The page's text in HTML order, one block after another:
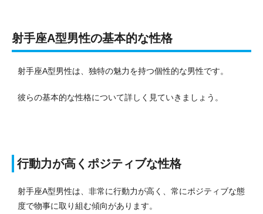
射手座A型男性の基本的な性格
射手座A型男性は、独特の魅力を持つ個性的な男性です。
彼らの基本的な性格について詳しく見ていきましょう。
行動力が高くポジティブな性格
射手座A型男性は、非常に行動力が高く、常にポジティブな態
度で物事に取り組む傾向があります。